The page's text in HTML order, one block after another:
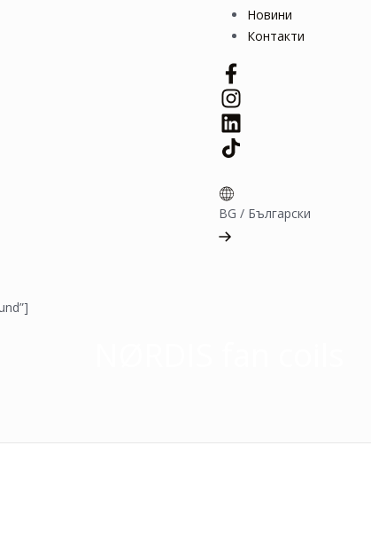
Новини
Контакти
BG / Български